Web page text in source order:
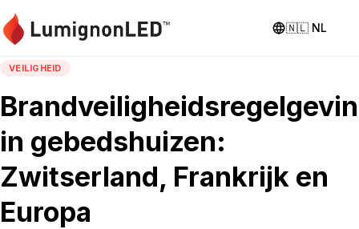
🇳🇱 NL
VEILIGHEID
in gebedshuizen:
Zwitserland, Frankrijk en
Europa